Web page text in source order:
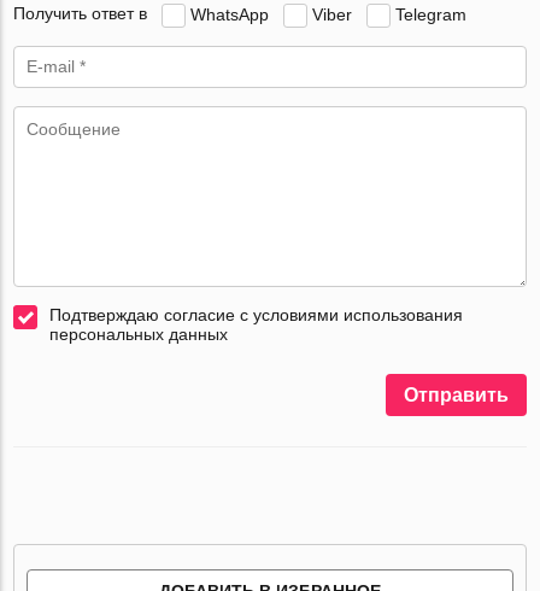
Получить ответ в WhatsApp Viber Telegram
Подтверждаю согласие с условиями использования
персональных данных
Отправить